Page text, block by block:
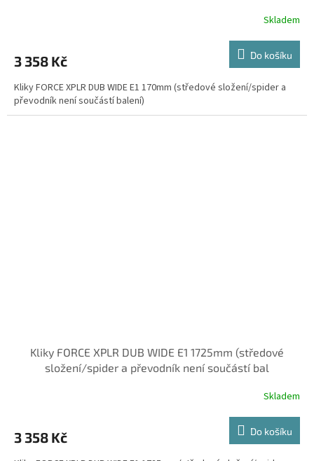
Skladem
3 358 Kč Do košíku
Kliky FORCE XPLR DUB WIDE E1 170mm (středové složení/spider a
převodník není součástí balení)
Kliky FORCE XPLR DUB WIDE E1 1725mm (středové
složení/spider a převodník není součástí bal
Skladem
3 358 Kč Do košíku